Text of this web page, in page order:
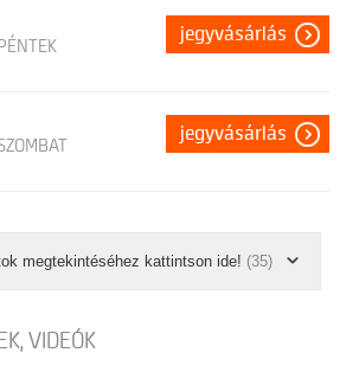
jegyvásárlás
jegyvásárlás
megtekintéséhez kattintson ide! (35)
VIDEÓK